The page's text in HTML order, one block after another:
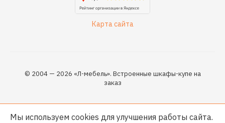
Карта сайта
© 2004 — 2026 «Л-мебель». Встроенные шкафы-купе на
заказ
Мы используем cookies для улучшения работы сайта.